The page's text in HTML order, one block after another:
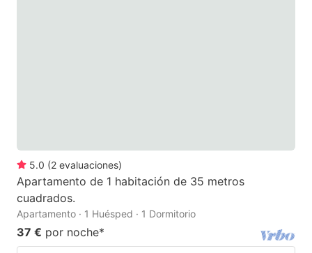
5.0 (2 evaluaciones)
Apartamento de 1 habitación de 35 metros
cuadrados.
Apartamento · 1 Huésped · 1 Dormitorio
37 € por noche*